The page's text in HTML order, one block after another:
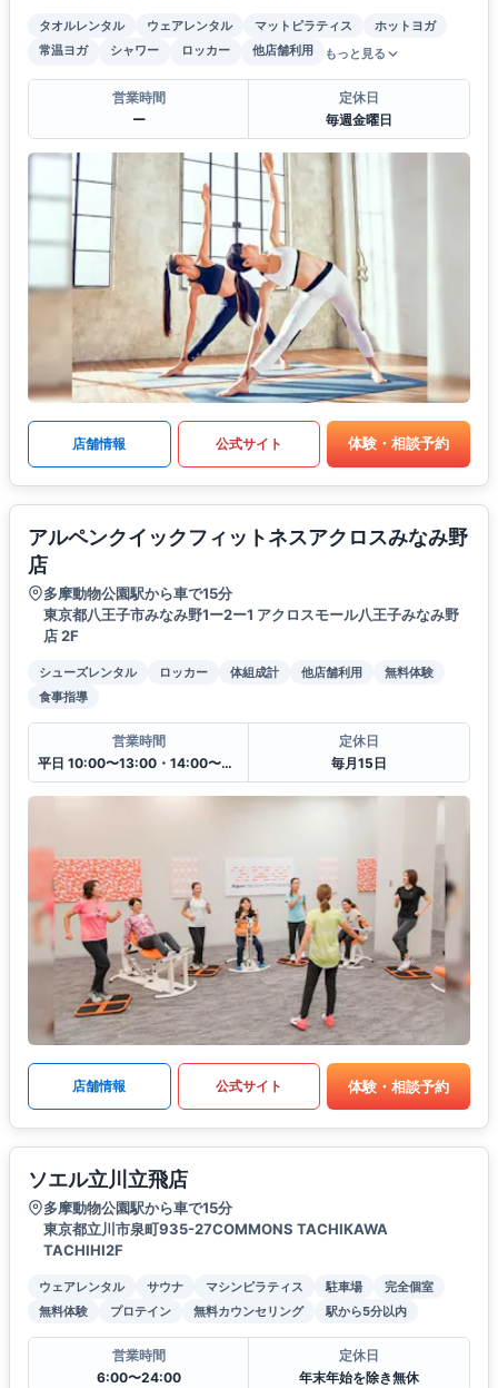
タオルレンタル ウェアレンタル マットピラティス
ホットヨガ
常温ヨガ
シャワー ロッカー 他店舗利用 もっと見る
営業時間
ー
定休日
毎週金曜日
店舗情報 公式サイト 体験・相談予約
アルペンクイックフィットネスアクロスみなみ野
店
多摩動物公園駅から車で15分
東京都八王子市みなみ野1ー2ー1 アクロスモール八王子みなみ野
店 2F
シューズレンタル ロッカー 体組成計 他店舗利用
無料体験
食事指導
営業時間
平日 10:00〜13:00・14:00〜20:00
定休日
毎月15日
店舗情報 公式サイト 体験・相談予約
ソエル立川立飛店
多摩動物公園駅から車で15分
東京都立川市泉町935-27COMMONS TACHIKAWA
TACHIHI2F
ウェアレンタル サウナ マシンピラティス 駐車場
完全個室
無料体験
プロテイン 無料カウンセリング 駅から5分以内
営業時間
6:00〜24:00
定休日
年末年始を除き無休